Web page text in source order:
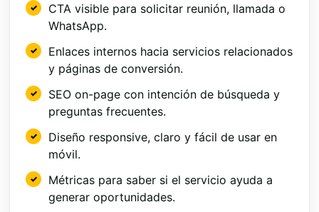
CTA visible para solicitar reunión, llamada o
WhatsApp.
Enlaces internos hacia servicios relacionados
y páginas de conversión.
SEO on-page con intención de búsqueda y
preguntas frecuentes.
Diseño responsive, claro y fácil de usar en
móvil.
Métricas para saber si el servicio ayuda a
generar oportunidades.